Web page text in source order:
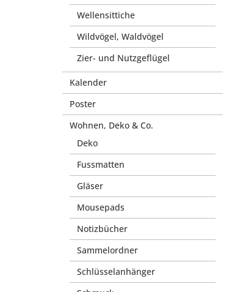
Wellensittiche
Wildvögel, Waldvögel
Zier- und Nutzgeflügel
Kalender
Poster
Wohnen, Deko & Co.
Deko
Fussmatten
Gläser
Mousepads
Notizbücher
Sammelordner
Schlüsselanhänger